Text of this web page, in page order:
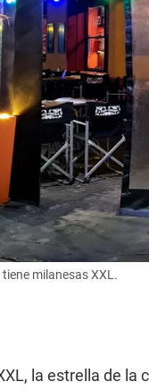
milanesas XXL.
la estrella de la